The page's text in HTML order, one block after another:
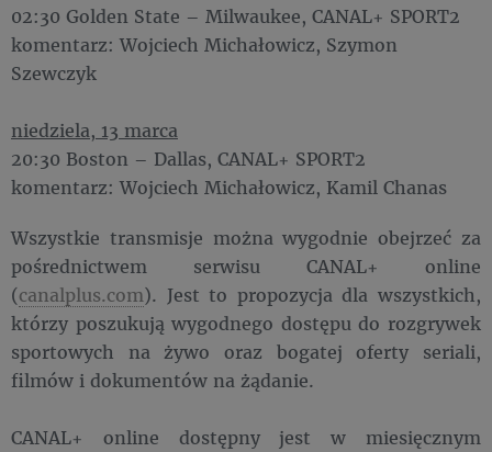
02:30 Golden State – Milwaukee, CANAL+ SPORT2
komentarz: Wojciech Michałowicz, Szymon
Szewczyk
niedziela, 13 marca
20:30 Boston – Dallas, CANAL+ SPORT2
komentarz: Wojciech Michałowicz, Kamil Chanas
Wszystkie transmisje można wygodnie obejrzeć za
pośrednictwem serwisu CANAL+ online
(canalplus.com). Jest to propozycja dla wszystkich,
którzy poszukują wygodnego dostępu do rozgrywek
sportowych na żywo oraz bogatej oferty seriali,
filmów i dokumentów na żądanie.
CANAL+ online dostępny jest w miesięcznym